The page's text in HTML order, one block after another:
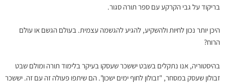
בריקוד על גבי הקרקע עם ספר תורה סגור.
היכן יותר נכון לחיות ולהשקיע, להגיע להגשמה עצמית. בעולם הגשם או עולם
הרוח?
בהיסטוריה, אנו נתקלים בשבט יששכר שעסקו בעיקר בלימוד תורה ומולם שבט
זבולון שעסק במסחר, "זבולון לחוף ימים ישכון". הם שיתפו פעולה זה עם זה. יששכר